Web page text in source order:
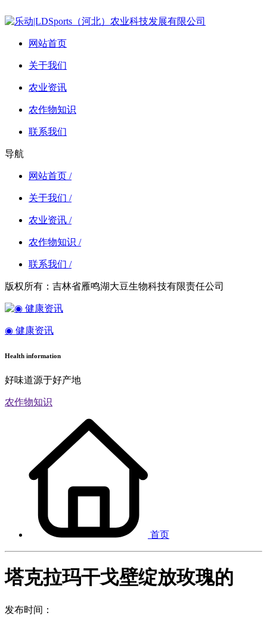
网站首页
关于我们
农业资讯
农作物知识
联系我们
导航
网站首页 /
关于我们 /
农业资讯 /
农作物知识 /
联系我们 /
版权所有：吉林省雁鸣湖大豆生物科技有限责任公司
◉ 健康资讯
Health information
好味道源于好产地
农作物知识
首页
塔克拉玛干戈壁绽放玫瑰的
发布时间：